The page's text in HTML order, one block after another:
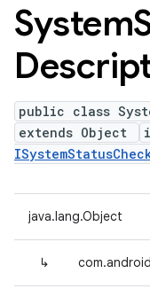
System
public class
extends Object
java.lang.Object
↳